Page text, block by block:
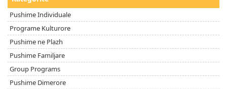
Pushime Individuale
Programe Kulturore
Pushime ne Plazh
Pushime Familjare
Group Programs
Pushime Dimerore